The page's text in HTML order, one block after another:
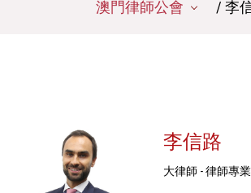
澳門律師公會 / 李
李信路
大律師 - 律師專